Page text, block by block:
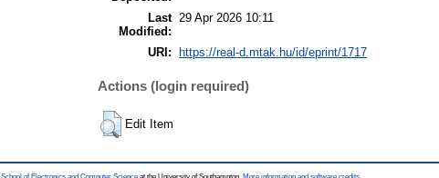
Last
Modified:
29 Apr 2026 10:11
URI: https://real-d.mtak.hu/id/eprint/1717
Actions (login required)
Edit Item